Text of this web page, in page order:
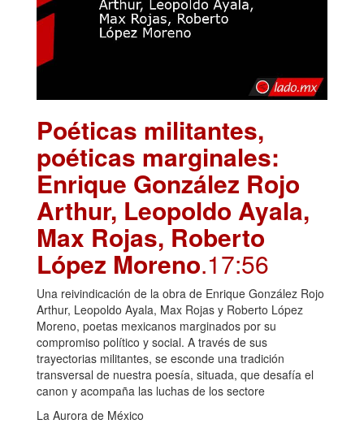
Poéticas militantes,
poéticas marginales:
Enrique González Rojo
Arthur, Leopoldo Ayala,
Max Rojas, Roberto
López Moreno.17:56
Una reivindicación de la obra de Enrique González Rojo
Arthur, Leopoldo Ayala, Max Rojas y Roberto López
Moreno, poetas mexicanos marginados por su
compromiso político y social. A través de sus
trayectorias militantes, se esconde una tradición
transversal de nuestra poesía, situada, que desafía el
canon y acompaña las luchas de los sectore
La Aurora de México